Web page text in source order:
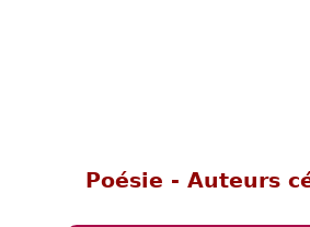
Poésie - Auteurs